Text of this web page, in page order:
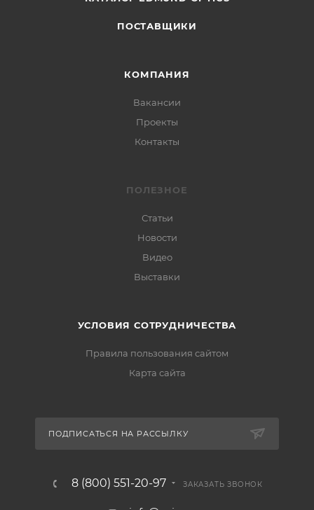
ПОСТАВЩИКИ
КОМПАНИЯ
Вакансии
Проекты
Контакты
ПОЛЕЗНОЕ
Статьи
Новости
Видео
Выставки
УСЛОВИЯ СОТРУДНИЧЕСТВА
Правила пользования сайтом
Карта сайта
ПОДПИСАТЬСЯ НА РАССЫЛКУ
8 (800) 551-20-97 ЗАКАЗАТЬ ЗВОНОК